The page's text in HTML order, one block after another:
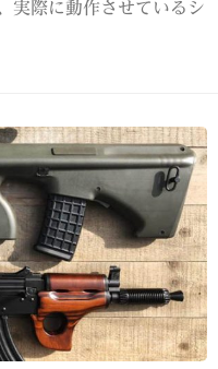
実際に動作させているシ